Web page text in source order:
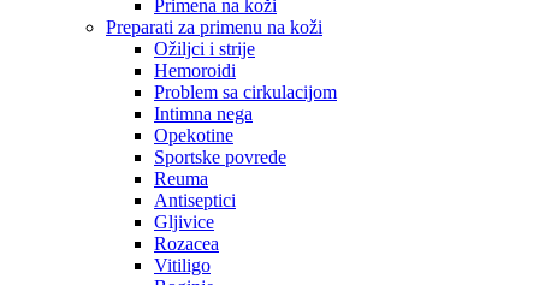
Primena na koži
Preparati za primenu na koži
Ožiljci i strije
Hemoroidi
Problem sa cirkulacijom
Intimna nega
Opekotine
Sportske povrede
Reuma
Antiseptici
Gljivice
Rozacea
Vitiligo